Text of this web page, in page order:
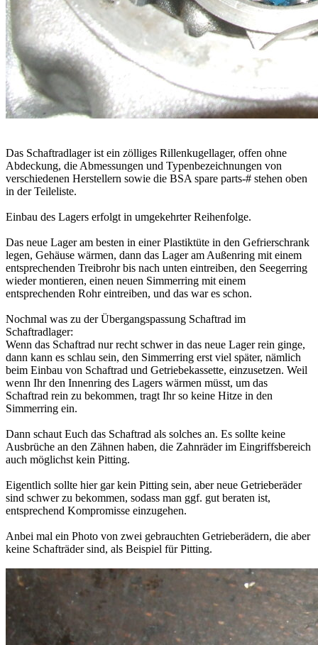
Das Schaftradlager ist ein zölliges Rillenkugellager, offen ohne
Abdeckung, die Abmessungen und Typenbezeichnungen von
verschiedenen Herstellern sowie die BSA spare parts-# stehen oben
in der Teileliste.
Einbau des Lagers erfolgt in umgekehrter Reihenfolge.
Das neue Lager am besten in einer Plastiktüte in den Gefrierschrank
legen, Gehäuse wärmen, dann das Lager am Außenring mit einem
entsprechenden Treibrohr bis nach unten eintreiben, den Seegerring
wieder montieren, einen neuen Simmerring mit einem
entsprechenden Rohr eintreiben, und das war es schon.
Nochmal was zu der Übergangspassung Schaftrad im
Schaftradlager:
Wenn das Schaftrad nur recht schwer in das neue Lager rein ginge,
dann kann es schlau sein, den Simmerring erst viel später, nämlich
beim Einbau von Schaftrad und Getriebekassette, einzusetzen. Weil
wenn Ihr den Innenring des Lagers wärmen müsst, um das
Schaftrad rein zu bekommen, tragt Ihr so keine Hitze in den
Simmerring ein.
Dann schaut Euch das Schaftrad als solches an. Es sollte keine
Ausbrüche an den Zähnen haben, die Zahnräder im Eingriffsbereich
auch möglichst kein Pitting.
Eigentlich sollte hier gar kein Pitting sein, aber neue Getrieberäder
sind schwer zu bekommen, sodass man ggf. gut beraten ist,
entsprechend Kompromisse einzugehen.
Anbei mal ein Photo von zwei gebrauchten Getrieberädern, die aber
keine Schafträder sind, als Beispiel für Pitting.